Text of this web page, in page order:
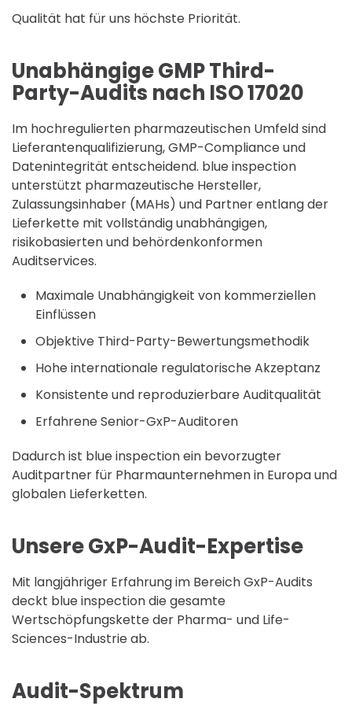
Qualität hat für uns höchste Priorität.
Unabhängige GMP Third-
Party-Audits nach ISO 17020
Im hochregulierten pharmazeutischen Umfeld sind
Lieferantenqualifizierung, GMP-Compliance und
Datenintegrität entscheidend. blue inspection
unterstützt pharmazeutische Hersteller,
Zulassungsinhaber (MAHs) und Partner entlang der
Lieferkette mit vollständig unabhängigen,
risikobasierten und behördenkonformen
Auditservices.
Maximale Unabhängigkeit von kommerziellen
Einflüssen
Objektive Third-Party-Bewertungsmethodik
Hohe internationale regulatorische Akzeptanz
Konsistente und reproduzierbare Auditqualität
Erfahrene Senior-GxP-Auditoren
Dadurch ist blue inspection ein bevorzugter
Auditpartner für Pharmaunternehmen in Europa und
globalen Lieferketten.
Unsere GxP-Audit-Expertise
Mit langjähriger Erfahrung im Bereich GxP-Audits
deckt blue inspection die gesamte
Wertschöpfungskette der Pharma- und Life-
Sciences-Industrie ab.
Audit-Spektrum